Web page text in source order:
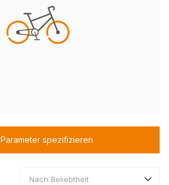
Parameter spezifizieren
Nach Beliebtheit